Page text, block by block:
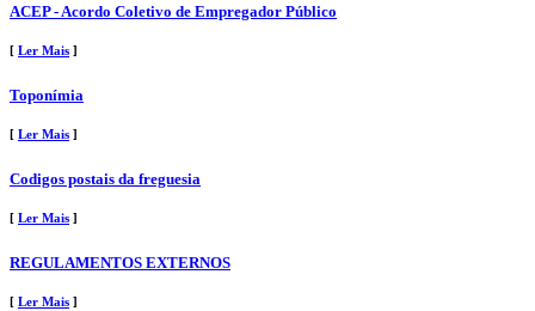
ACEP - Acordo Coletivo de Empregador Público
[ Ler Mais ]
Toponímia
[ Ler Mais ]
Codigos postais da freguesia
[ Ler Mais ]
REGULAMENTOS EXTERNOS
[ Ler Mais ]